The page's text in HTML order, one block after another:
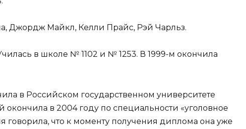
Джордж Майкл, Келли Прайс, Рэй Чарльз.
в школе № 1102 и № 1253. В 1999-м окончила
в Российском государственном университете
окончила в 2004 году по специальности «уголовное
говорила, что к моменту получения диплома она уже